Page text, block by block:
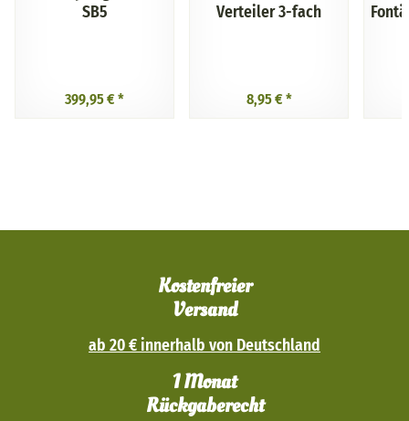
SB5
399,95 € *
Verteiler 3-fach
8,95 € *
Kostenfreier
Versand
ab 20 € innerhalb von Deutschland
1 Monat
Rückgaberecht